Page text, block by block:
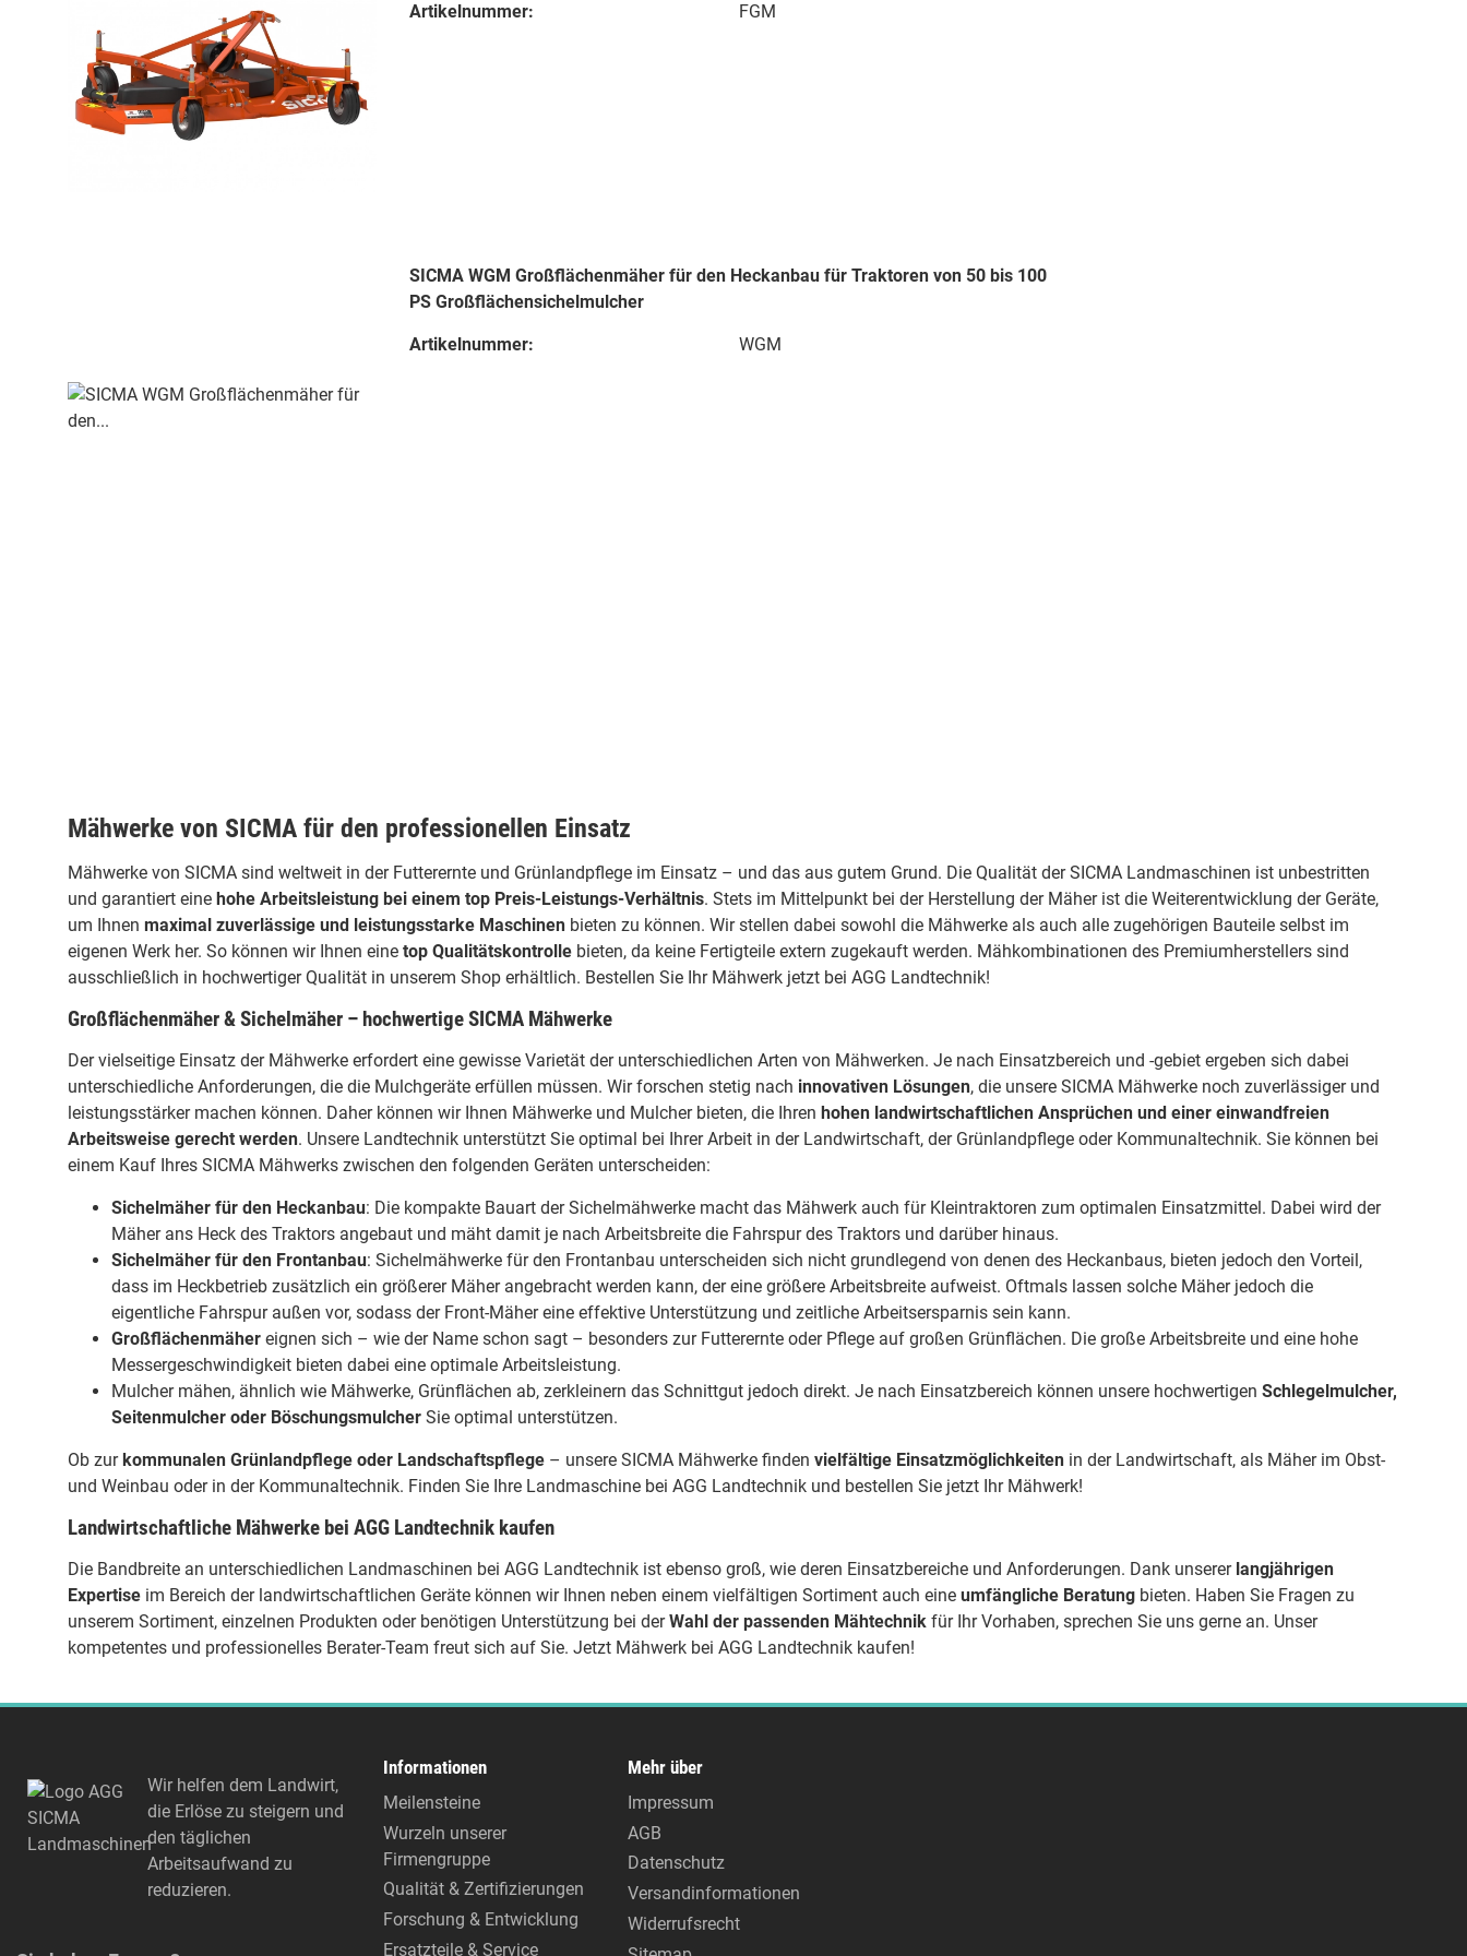
Artikelnummer: FGM
SICMA WGM Großflächenmäher für den Heckanbau für Traktoren von 50 bis 100
PS Großflächensichelmulcher
Artikelnummer: WGM
Mähwerke von SICMA für den professionellen Einsatz
Mähwerke von SICMA sind weltweit in der Futterernte und Grünlandpflege im Einsatz – und das aus gutem Grund. Die Qualität der SICMA Landmaschinen ist unbestritten
und garantiert eine hohe Arbeitsleistung bei einem top Preis-Leistungs-Verhältnis. Stets im Mittelpunkt bei der Herstellung der Mäher ist die Weiterentwicklung der Geräte,
um Ihnen maximal zuverlässige und leistungsstarke Maschinen bieten zu können. Wir stellen dabei sowohl die Mähwerke als auch alle zugehörigen Bauteile selbst im
eigenen Werk her. So können wir Ihnen eine top Qualitätskontrolle bieten, da keine Fertigteile extern zugekauft werden. Mähkombinationen des Premiumherstellers sind
ausschließlich in hochwertiger Qualität in unserem Shop erhältlich. Bestellen Sie Ihr Mähwerk jetzt bei AGG Landtechnik!
Großflächenmäher & Sichelmäher – hochwertige SICMA Mähwerke
Der vielseitige Einsatz der Mähwerke erfordert eine gewisse Varietät der unterschiedlichen Arten von Mähwerken. Je nach Einsatzbereich und -gebiet ergeben sich dabei
unterschiedliche Anforderungen, die die Mulchgeräte erfüllen müssen. Wir forschen stetig nach innovativen Lösungen, die unsere SICMA Mähwerke noch zuverlässiger und
leistungsstärker machen können. Daher können wir Ihnen Mähwerke und Mulcher bieten, die Ihren hohen landwirtschaftlichen Ansprüchen und einer einwandfreien
Arbeitsweise gerecht werden. Unsere Landtechnik unterstützt Sie optimal bei Ihrer Arbeit in der Landwirtschaft, der Grünlandpflege oder Kommunaltechnik. Sie können bei
einem Kauf Ihres SICMA Mähwerks zwischen den folgenden Geräten unterscheiden:
Sichelmäher für den Heckanbau: Die kompakte Bauart der Sichelmähwerke macht das Mähwerk auch für Kleintraktoren zum optimalen Einsatzmittel. Dabei wird der
Mäher ans Heck des Traktors angebaut und mäht damit je nach Arbeitsbreite die Fahrspur des Traktors und darüber hinaus.
Sichelmäher für den Frontanbau: Sichelmähwerke für den Frontanbau unterscheiden sich nicht grundlegend von denen des Heckanbaus, bieten jedoch den Vorteil,
dass im Heckbetrieb zusätzlich ein größerer Mäher angebracht werden kann, der eine größere Arbeitsbreite aufweist. Oftmals lassen solche Mäher jedoch die
eigentliche Fahrspur außen vor, sodass der Front-Mäher eine effektive Unterstützung und zeitliche Arbeitsersparnis sein kann.
Großflächenmäher eignen sich – wie der Name schon sagt – besonders zur Futterernte oder Pflege auf großen Grünflächen. Die große Arbeitsbreite und eine hohe
Messergeschwindigkeit bieten dabei eine optimale Arbeitsleistung.
Mulchermähen, ähnlich wie Mähwerke, Grünflächen ab, zerkleinern das Schnittgut jedoch direkt. Je nach Einsatzbereich können unsere hochwertigen Schlegelmulcher,
Seitenmulcher oder Böschungsmulcher Sie optimal unterstützen.
Ob zurkommunalen Grünlandpflege oder Landschaftspflege – unsere SICMA Mähwerke finden vielfältige Einsatzmöglichkeiten in der Landwirtschaft, als Mäher im Obst-
und Weinbau oder in der Kommunaltechnik. Finden Sie Ihre Landmaschine bei AGG Landtechnik und bestellen Sie jetzt Ihr Mähwerk!
Landwirtschaftliche Mähwerke bei AGG Landtechnik kaufen
Die Bandbreite an unterschiedlichen Landmaschinen bei AGG Landtechnik ist ebenso groß, wie deren Einsatzbereiche und Anforderungen. Dank unserer langjährigen
Expertise im Bereich der landwirtschaftlichen Geräte können wir Ihnen neben einem vielfältigen Sortiment auch eine umfängliche Beratung bieten. Haben Sie Fragen zu
unserem Sortiment, einzelnen Produkten oder benötigen Unterstützung bei derWahl der passenden Mähtechnik für Ihr Vorhaben, sprechen Sie uns gerne an. Unser
kompetentes und professionelles Berater-Team freut sich auf Sie. Jetzt Mähwerk bei AGG Landtechnik kaufen!
Wir helfen dem Landwirt,
die Erlöse zu steigern und
den täglichen
Arbeitsaufwand zu
reduzieren.
Informationen
Meilensteine
Wurzeln unserer
Firmengruppe
Qualität & Zertifizierungen
Forschung & Entwicklung
Ersatzteile & Service
Mehr über
Impressum
AGB
Datenschutz
Versandinformationen
Widerrufsrecht